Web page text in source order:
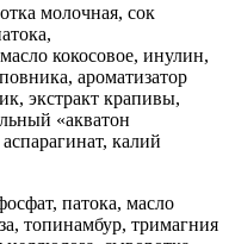
молочная, сок
кокосовое, инулин,
ароматизатор
экстракт крапивы,
«акватон
калий
патока, масло
топинамбур, тримагния